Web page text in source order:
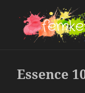
Essence